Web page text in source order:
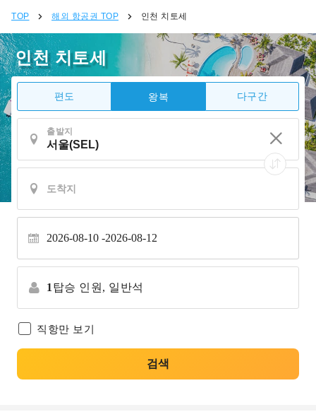
TOP 해외 항공권 TOP 인천 치토세
인천 치토세
편도 왕복 다구간
출발지
2026-08-10 2026-08-12
1 탑승 인원, 일반석
직항만 보기
검색